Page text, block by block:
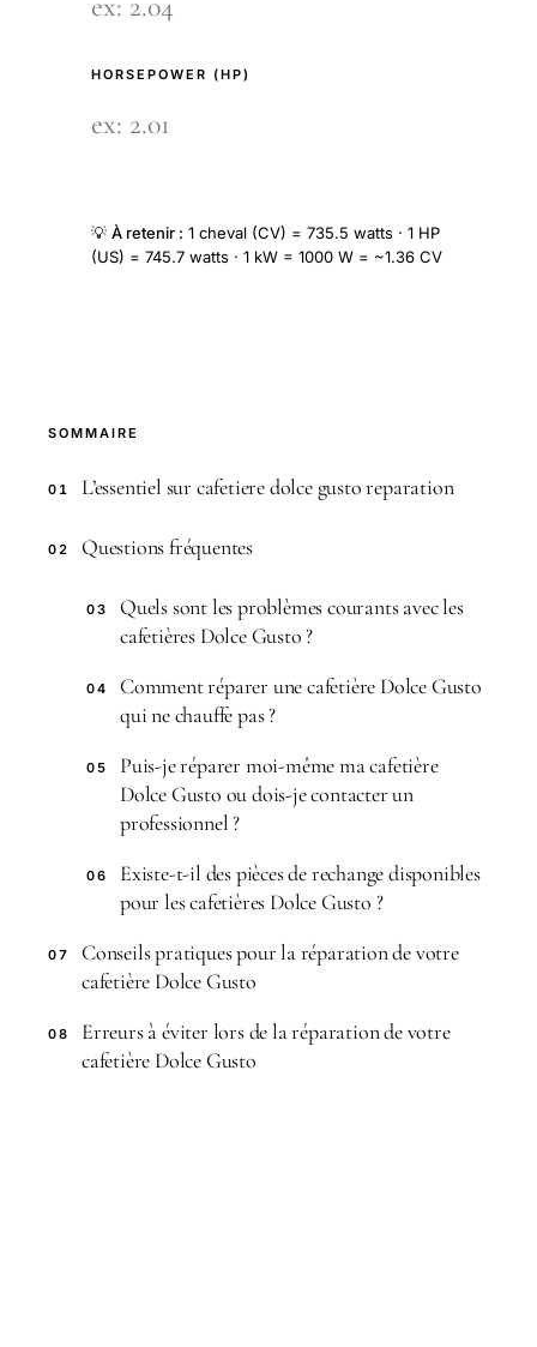
HORSEPOWER (HP)
💡 À retenir : 1 cheval (CV) = 735.5 watts · 1 HP
(US) = 745.7 watts · 1 kW = 1000 W = ~1.36 CV
SOMMAIRE
01 L’essentiel sur cafetiere dolce gusto reparation
02 Questions fréquentes
03
Quels sont les problèmes courants avec les
cafetières Dolce Gusto ?
04
Comment réparer une cafetière Dolce Gusto
qui ne chauffe pas ?
05
Puis-je réparer moi-même ma cafetière
Dolce Gusto ou dois-je contacter un
professionnel ?
06
Existe-t-il des pièces de rechange disponibles
pour les cafetières Dolce Gusto ?
07
Conseils pratiques pour la réparation de votre
cafetière Dolce Gusto
08
Erreurs à éviter lors de la réparation de votre
cafetière Dolce Gusto